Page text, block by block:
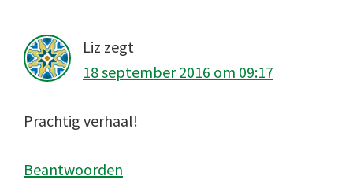
Liz zegt
18 september 2016 om 09:17
Prachtig verhaal!
Beantwoorden